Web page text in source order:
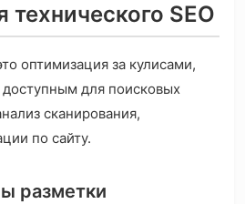
SEO
оптимизация за кулисами,
доступным для поисковых
сканирования,
по сайту.
разметки